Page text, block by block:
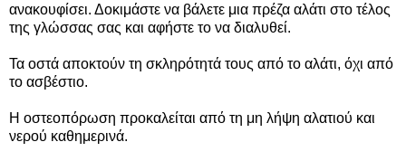
ανακουφίσει. Δοκιμάστε να βάλετε μια πρέζα αλάτι στο τέλος
της γλώσσας σας και αφήστε το να διαλυθεί.
Τα οστά αποκτούν τη σκληρότητά τους από το αλάτι, όχι από
το ασβέστιο.
Η οστεοπόρωση προκαλείται από τη μη λήψη αλατιού και
νερού καθημερινά.